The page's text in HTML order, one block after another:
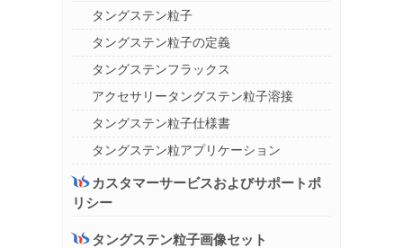
タングステン粒子
タングステン粒子の定義
タングステンフラックス
アクセサリータングステン粒子溶接
タングステン粒子仕様書
タングステン粒アプリケーション
カスタマーサービスおよびサポートポ
リシー
タングステン粒子画像セット